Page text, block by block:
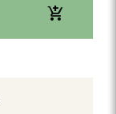
add_shopping_cart